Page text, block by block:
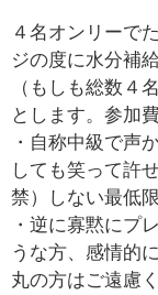
４名オンリーで
ジの度に水分補
（もしも総数４
とします。参加
・自称中級で声
しても笑って許
禁）しない最低
・逆に寡黙にプ
うな方、感情的
丸の方はご遠慮